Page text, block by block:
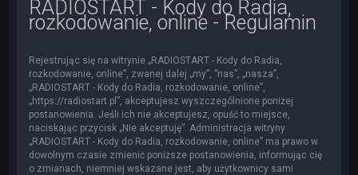
RADIOSTART - Kody do Radia,
rozkodowanie, online - Regulamin
Rejestrując się na witrynie „RADIOSTART - Kody do Radia,
rozkodowanie, online”, zwanej dalej „my”, ”nas”, „nasza”,
„RADIOSTART - Kody do Radia, rozkodowanie, online”,
„https://radiostart.pl”, akceptujesz wyszczególnione poniżej
postanowienia. Jeśli ich nie akceptujesz, opuść to miejsce,
naciskając przycisk „Nie akceptuję”. Administracja witryny
„RADIOSTART - Kody do Radia, rozkodowanie, online” ma prawo w
dowolnym czasie zmienić poniższe postanowienia, informując cię
o zmianach, niemniej wskazane jest, aby użytkownicy sami